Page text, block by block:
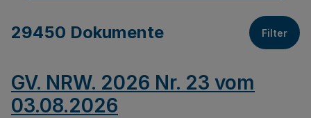
29450 Dokumente Filter
GV. NRW. 2026 Nr. 23 vom
03.08.2026